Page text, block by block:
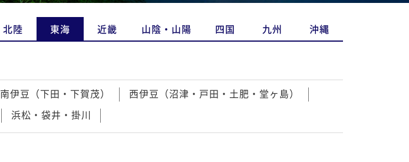
北陸 東海 近畿 山陰・山陽 四国 九州 沖縄
南伊豆（下田・下賀茂）
西伊豆（沼津・戸田・土肥・堂ヶ島）
浜松・袋井・掛川